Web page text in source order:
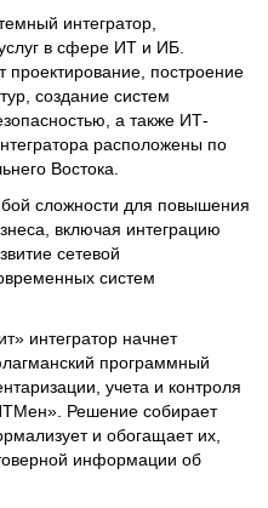
интегратор,
в сфере ИТ и ИБ.
проектирование, построение
создание систем
а также ИТ-
расположены по
Востока.
сложности для повышения
включая интеграцию
сетевой
систем
интегратор начнет
программный
учета и контроля
Решение собирает
и обогащает их,
информации об